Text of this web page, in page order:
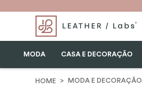
MODA CASA E DECORAÇÃO
MODA E DECORAÇÃO